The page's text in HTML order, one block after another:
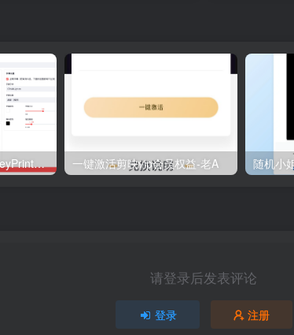
全自动ai生成视频MoneyPrinterTurbo源码 一键激活剪映vip会员权益-老A
请登录后发表评论
登录 注册